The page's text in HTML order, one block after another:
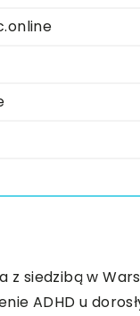
w
ADHD u